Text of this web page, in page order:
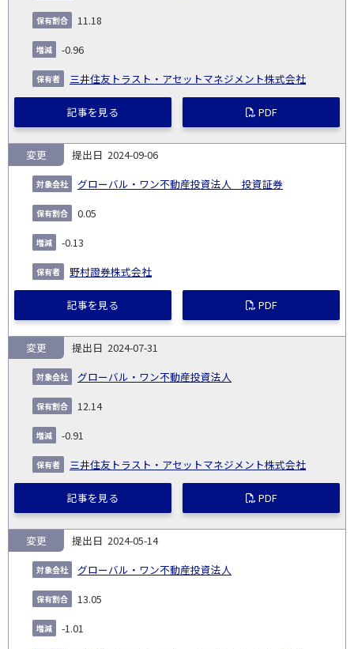
11.18
-0.96
三井住友トラスト・アセットマネジメント株式会社
記事を見る PDF
2024-09-06
グローバル・ワン不動産投資法人 投資証券
変更
0.05
-0.13
野村證券株式会社
記事を見る PDF
2024-07-31
グローバル・ワン不動産投資法人
変更
12.14
-0.91
三井住友トラスト・アセットマネジメント株式会社
記事を見る PDF
2024-05-14
グローバル・ワン不動産投資法人
変更
13.05
-1.01